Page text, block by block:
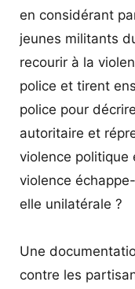
en considérant
jeunes militants
recourir à la
police et tirent
police pour
autoritaire et
violence politique
violence
elle unilatérale ?
Une
contre les